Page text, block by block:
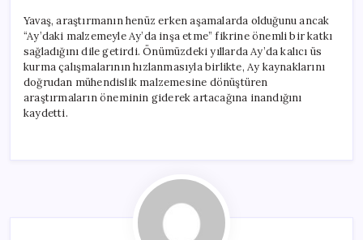
Yavaş, araştırmanın henüz erken aşamalarda olduğunu ancak
“Ay’daki malzemeyle Ay’da inşa etme” fikrine önemli bir katkı
sağladığını dile getirdi. Önümüzdeki yıllarda Ay’da kalıcı üs
kurma çalışmalarının hızlanmasıyla birlikte, Ay kaynaklarını
doğrudan mühendislik malzemesine dönüştüren
araştırmaların öneminin giderek artacağına inandığını
kaydetti.